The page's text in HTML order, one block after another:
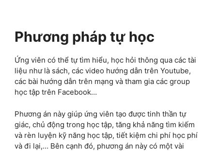
Phương pháp tự học
Ứng viên có thể tự tìm hiểu, học hỏi thông qua các tài
liệu như là sách, các video hướng dẫn trên Youtube,
các bài hướng dẫn trên mạng và tham gia các group
học tập trên Facebook…
Phương án này giúp ứng viên tạo được tinh thần tự
giác, chủ động trong học tập, tăng khả năng tìm kiếm
và rèn luyện kỹ năng học tập, tiết kiệm chi phí học phí
và đi lại,… Bên cạnh đó, phương án này có một vài